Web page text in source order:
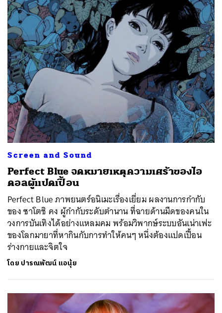
Screen and Sound
Perfect Blue จดหมายเหตุความเศร้าของไอ
ดอลผู้แปดเปื้อน
Perfect Blue ภาพยนตร์อนิเมะเรื่องเยี่ยม ผลงานการกำกับ
ของ ซาโตชิ คง ผู้กำกับระดับตำนาน ที่ฉายด้านมืดของคนใน
วงการบันเทิงได้อย่างแหลมคม พร้อมวิพากษ์ระบบอันเน่าเฟะ
ของโลกมายาที่หากินกับการทำให้คนๆ หนึ่งต้องแปดเปื้อน
ร่างกายและจิตใจ
โดย ปารณพัฒน์ แอนุ้ย